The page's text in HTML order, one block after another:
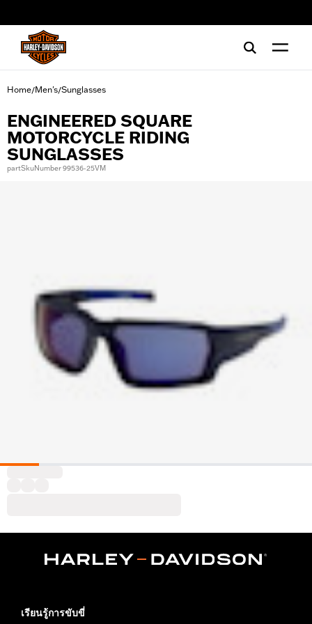
Home/Men's/Sunglasses
ENGINEERED SQUARE
MOTORCYCLE RIDING
SUNGLASSES
partSkuNumber 99536-25VM
เรียนรู้การขับขี่